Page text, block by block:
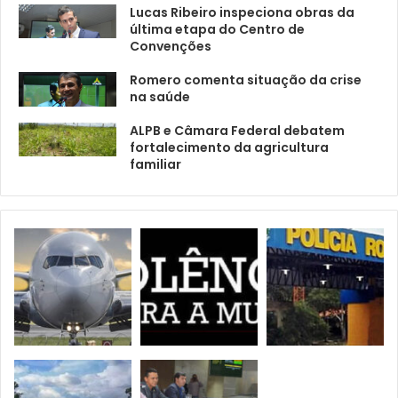
Lucas Ribeiro inspeciona obras da
última etapa do Centro de
Convenções
Romero comenta situação da crise
na saúde
ALPB e Câmara Federal debatem
fortalecimento da agricultura
familiar